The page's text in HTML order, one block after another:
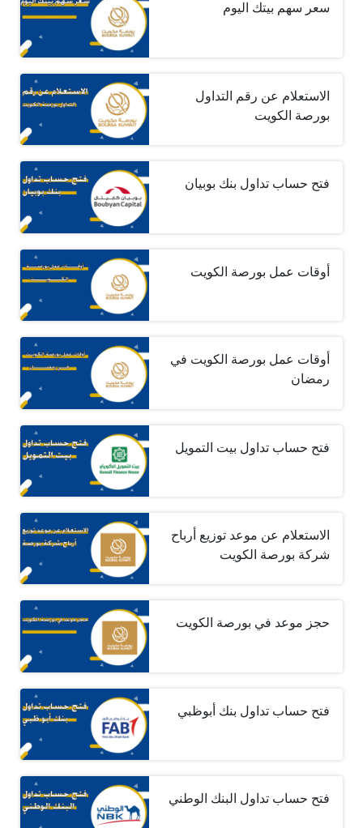
سعر سهم بيتك اليوم
الاستعلام عن رقم التداول
بورصة الكويت
فتح حساب تداول بنك بوبيان
أوقات عمل بورصة الكويت
أوقات عمل بورصة الكويت في
رمضان
فتح حساب تداول بيت التمويل
الاستعلام عن موعد توزيع أرباح
شركة بورصة الكويت
حجز موعد في بورصة الكويت
فتح حساب تداول بنك أبوظبي
فتح حساب تداول البنك الوطني